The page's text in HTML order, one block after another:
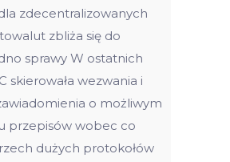
zdecentralizowanych
zbliża się do
sprawy W ostatnich
skierowała wezwania i
o możliwym
przepisów wobec co
dużych protokołów